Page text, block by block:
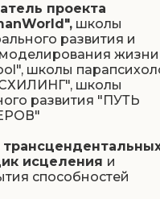
проекта
школы
развития и
жизни
школы
школы
развития "ПУТЬ
исцеления и
способностей